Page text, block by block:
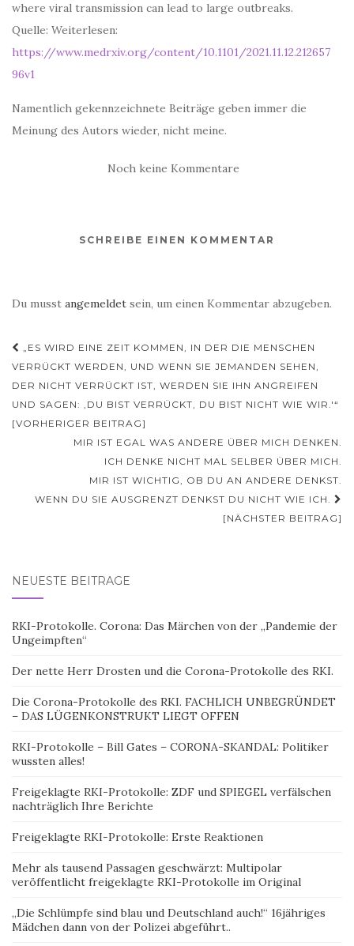
where viral transmission can lead to large outbreaks.
Quelle: Weiterlesen:
https://www.medrxiv.org/content/10.1101/2021.11.12.212657
96v1
Namentlich gekennzeichnete Beiträge geben immer die
Meinung des Autors wieder, nicht meine.
Noch keine Kommentare
SCHREIBE EINEN KOMMENTAR
Du musst angemeldet sein, um einen Kommentar abzugeben.
Beitragsnavigation
„ES WIRD EINE ZEIT KOMMEN, IN DER DIE MENSCHEN
VERRÜCKT WERDEN, UND WENN SIE JEMANDEN SEHEN,
DER NICHT VERRÜCKT IST, WERDEN SIE IHN ANGREIFEN
UND SAGEN: ‚DU BIST VERRÜCKT, DU BIST NICHT WIE WIR.'“
[VORHERIGER BEITRAG]
MIR IST EGAL WAS ANDERE ÜBER MICH DENKEN.
ICH DENKE NICHT MAL SELBER ÜBER MICH.
MIR IST WICHTIG, OB DU AN ANDERE DENKST.
WENN DU SIE AUSGRENZT DENKST DU NICHT WIE ICH.
[NÄCHSTER BEITRAG]
NEUESTE BEITRÄGE
RKI-Protokolle. Corona: Das Märchen von der „Pandemie der
Ungeimpften“
Der nette Herr Drosten und die Corona-Protokolle des RKI.
Die Corona-Protokolle des RKI. FACHLICH UNBEGRÜNDET
– DAS LÜGENKONSTRUKT LIEGT OFFEN
RKI-Protokolle – Bill Gates – CORONA-SKANDAL: Politiker
wussten alles!
Freigeklagte RKI-Protokolle: ZDF und SPIEGEL verfälschen
nachträglich Ihre Berichte
Freigeklagte RKI-Protokolle: Erste Reaktionen
Mehr als tausend Passagen geschwärzt: Multipolar
veröffentlicht freigeklagte RKI-Protokolle im Original
„Die Schlümpfe sind blau und Deutschland auch!“ 16jähriges
Mädchen dann von der Polizei abgeführt..